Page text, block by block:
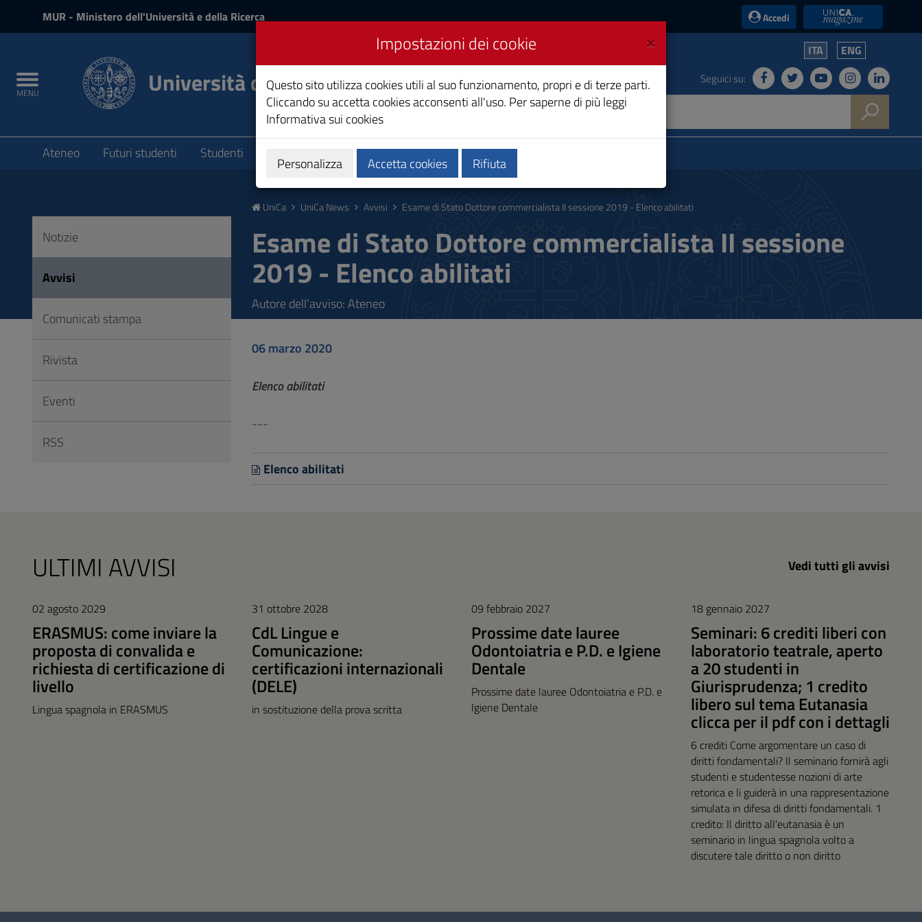
Contenuto
navigazione
Vai
MUR - Ministero dell'Università e della Ricerca Accedi UniCA News
Toggle
navigation
MENU Università degli Studi di Cagliari
ITA ENG
Seguici su:
Submenu
Ateneo Futuri studenti Studenti Ricerca Società e territorio
UniCa UniCa News Avvisi Esame di Stato Dottore commercialista II sessione 2019 - Elenco abilitati
Esame di Stato Dottore commercialista II sessione
2019 - Elenco abilitati
Autore dell'avviso: Ateneo
06 marzo 2020
Elenco abilitati
---
Elenco abilitati
Notizie
Avvisi
Comunicati stampa
Rivista
Eventi
RSS
ULTIMI AVVISI Vedi tutti gli avvisi
02 agosto 2029
ERASMUS: come inviare la
proposta di convalida e
richiesta di certificazione di
livello
Lingua spagnola in ERASMUS
31 ottobre 2028
CdL Lingue e
Comunicazione:
certificazioni internazionali
(DELE)
in sostituzione della prova scritta
09 febbraio 2027
Prossime date lauree
Odontoiatria e P.D. e Igiene
Dentale
Prossime date lauree Odontoiatria e P.D. e
Igiene Dentale
18 gennaio 2027
Seminari: 6 crediti liberi con
laboratorio teatrale, aperto
a 20 studenti in
Giurisprudenza; 1 credito
libero sul tema Eutanasia
clicca per il pdf con i dettagli
6 crediti Come argomentare un caso di
diritti fondamentali? Il seminario fornirà agli
studenti e studentesse nozioni di arte
retorica e li guiderà in una rappresentazione
simulata in difesa di diritti fondamentali. 1
credito: Il diritto all'eutanasia è un
seminario in lingua spagnola volto a
discutere tale diritto o non diritto
×
Impostazioni dei cookie
Questo sito utilizza cookies utili al suo funzionamento, propri e di terze parti.
Cliccando su accetta cookies acconsenti all'uso. Per saperne di più leggi
Informativa sui cookies
Personalizza Accetta cookies Rifiuta